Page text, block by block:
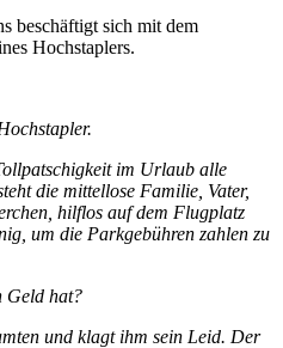
beschäftigt sich mit dem
Hochstaplers.
im Urlaub alle
die mittellose Familie, Vater,
hilflos auf dem Flugplatz
um die Parkgebühren zahlen zu
Geld hat?
und klagt ihm sein Leid. Der